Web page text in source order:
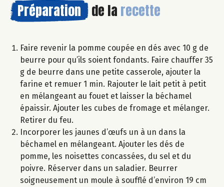
Préparation de la recette
Faire revenir la pomme coupée en dés avec 10 g de
beurre pour qu’ils soient fondants. Faire chauffer 35
g de beurre dans une petite casserole, ajouter la
farine et remuer 1 min. Rajouter le lait petit à petit
en mélangeant au fouet et laisser la béchamel
épaissir. Ajouter les cubes de fromage et mélanger.
Retirer du feu.
Incorporer les jaunes d’œufs un à un dans la
béchamel en mélangeant. Ajouter les dés de
pomme, les noisettes concassées, du sel et du
poivre. Réserver dans un saladier. Beurrer
soigneusement un moule à soufflé d’environ 19 cm